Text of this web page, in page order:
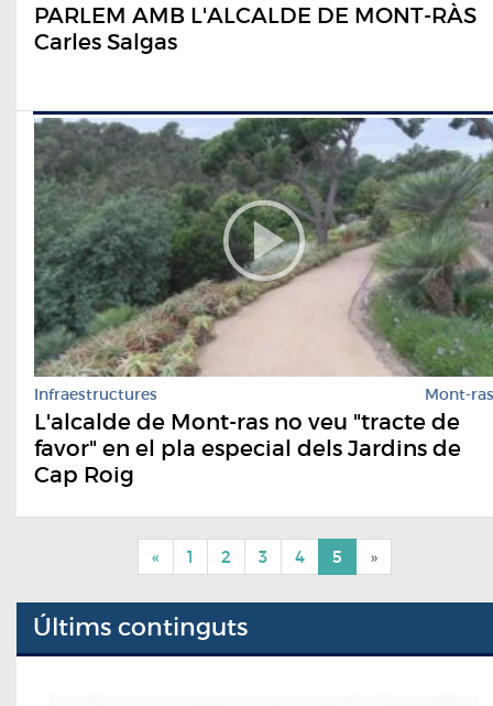
PARLEM AMB L'ALCALDE DE MONT-RÀS
Carles Salgas
Infraestructures Mont-ras
L'alcalde de Mont-ras no veu "tracte de
favor" en el pla especial dels Jardins de
Cap Roig
« 1 2 3 4 5 »
Últims continguts